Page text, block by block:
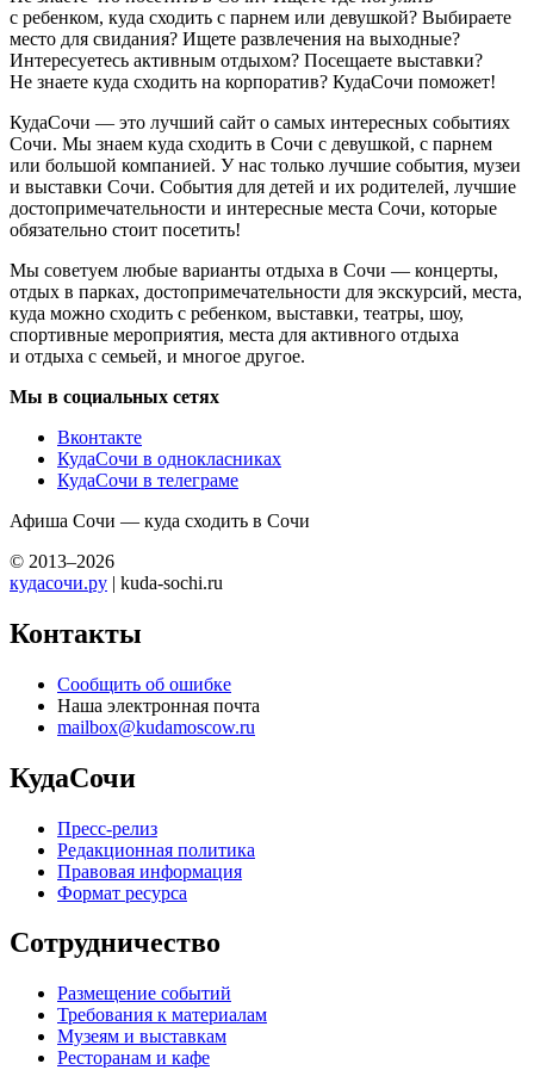
с ребенком, куда сходить с парнем или девушкой? Выбираете
место для свидания? Ищете развлечения на выходные?
Интересуетесь активным отдыхом? Посещаете выставки?
Не знаете куда сходить на корпоратив? КудаСочи поможет!
КудаСочи — это лучший сайт о самых интересных событиях
Сочи. Мы знаем куда сходить в Сочи с девушкой, с парнем
или большой компанией. У нас только лучшие события, музеи
и выставки Сочи. События для детей и их родителей, лучшие
достопримечательности и интересные места Сочи, которые
обязательно стоит посетить!
Мы советуем любые варианты отдыха в Сочи — концерты,
отдых в парках, достопримечательности для экскурсий, места,
куда можно сходить с ребенком, выставки, театры, шоу,
спортивные мероприятия, места для активного отдыха
и отдыха с семьей, и многое другое.
Мы в социальных сетях
Вконтакте
КудаСочи в однокласниках
КудаСочи в телеграме
Афиша Сочи — куда сходить в Сочи
© 2013–2026
кудасочи.ру | kuda-sochi.ru
Контакты
Сообщить об ошибке
Наша электронная почта
mailbox@kudamoscow.ru
КудаСочи
Пресс-релиз
Редакционная политика
Правовая информация
Формат ресурса
Сотрудничество
Размещение событий
Требования к материалам
Музеям и выставкам
Ресторанам и кафе